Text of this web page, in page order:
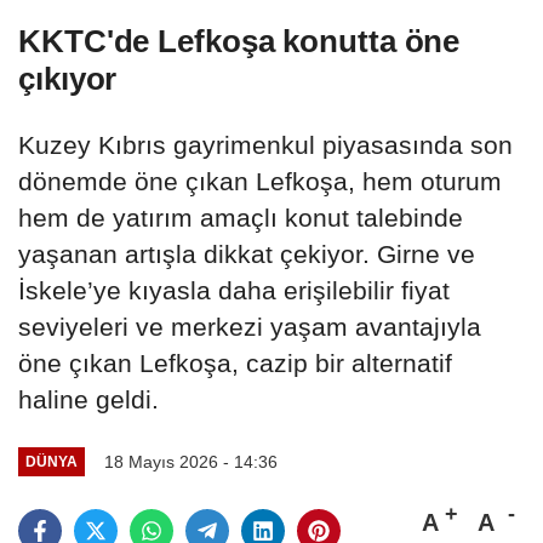
KKTC'de Lefkoşa konutta öne
çıkıyor
Kuzey Kıbrıs gayrimenkul piyasasında son
dönemde öne çıkan Lefkoşa, hem oturum
hem de yatırım amaçlı konut talebinde
yaşanan artışla dikkat çekiyor. Girne ve
İskele’ye kıyasla daha erişilebilir fiyat
seviyeleri ve merkezi yaşam avantajıyla
öne çıkan Lefkoşa, cazip bir alternatif
haline geldi.
DÜNYA 18 Mayıs 2026 - 14:36
A A